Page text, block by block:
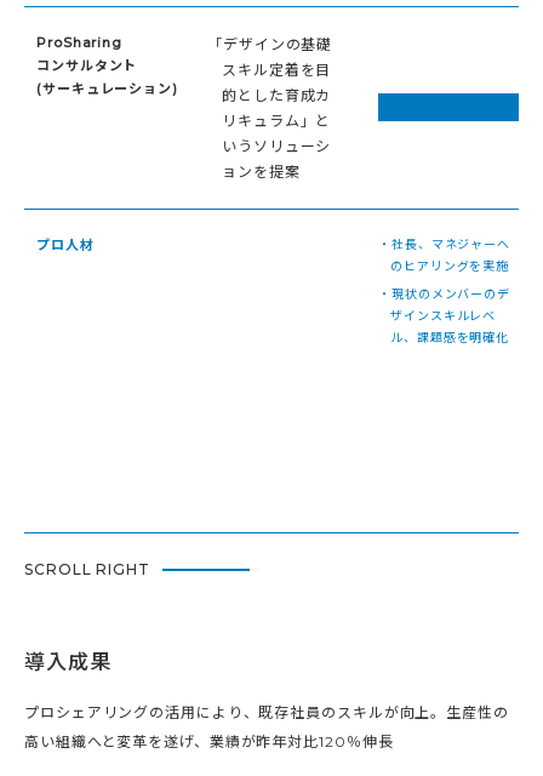
ProSharing
コンサルタント
(サーキュレーション)
「デザインの基礎
スキル定着を目
的とした育成カ
リキュラム」と
いうソリューシ
ョンを提案
プロ人材
・社長、マネジャーへ
のヒアリングを実施
・現状のメンバーのデ
ザインスキルレベ
ル、課題感を明確化
SCROLL RIGHT
導入成果
プロシェアリングの活用により、既存社員のスキルが向上。生産性の
高い組織へと変革を遂げ、業績が昨年対比120％伸長